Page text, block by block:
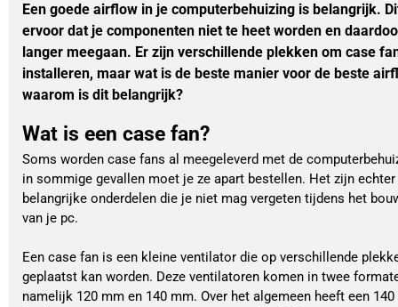
Een goede airflow in je computerbehuizing is belangrijk.
ervoor dat je componenten niet te heet worden en
langer meegaan. Er zijn verschillende plekken om case
installeren, maar wat is de beste manier voor de beste
waarom is dit belangrijk?
Wat is een case fan?
Soms worden case fans al meegeleverd met de
in sommige gevallen moet je ze apart bestellen. Het zijn echter
belangrijke onderdelen die je niet mag vergeten tijdens het
van je pc.
Een case fan is een kleine ventilator die op verschillende
geplaatst kan worden. Deze ventilatoren komen in twee
namelijk 120 mm en 140 mm. Over het algemeen heeft een